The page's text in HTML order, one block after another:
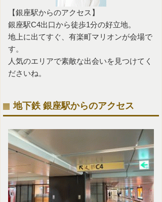
【銀座駅からのアクセス】
銀座駅C4出口から徒歩1分の好立地。
地上に出てすぐ、有楽町マリオンが会場で
す。
人気のエリアで素敵な出会いを見つけてく
ださいね。
地下鉄 銀座駅からのアクセス